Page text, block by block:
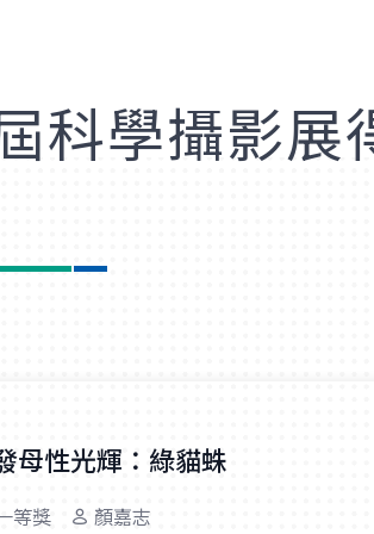
科學攝影展
母性光輝：綠貓蛛
等獎 顏嘉志